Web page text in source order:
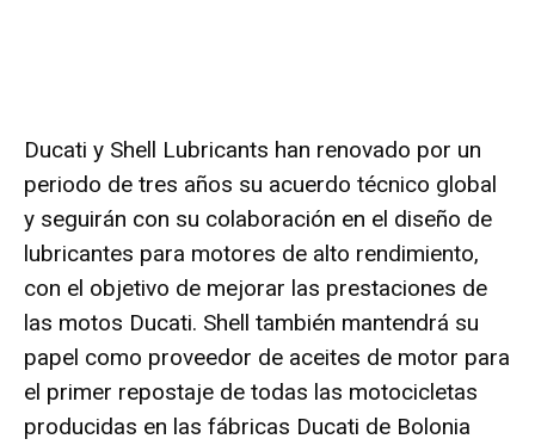
Ducati y Shell Lubricants han renovado por un
periodo de tres años su acuerdo técnico global
y seguirán con su colaboración en el diseño de
lubricantes para motores de alto rendimiento,
con el objetivo de mejorar las prestaciones de
las motos Ducati. Shell también mantendrá su
papel como proveedor de aceites de motor para
el primer repostaje de todas las motocicletas
producidas en las fábricas Ducati de Bolonia